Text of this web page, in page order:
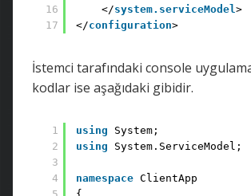
16
17
</system.serviceModel >
</configuration>
İstemci tarafındaki console
kodlar ise aşağıdaki gibidir.
1
2
3
4
using
System;
using
System.ServiceModel;
namespace ClientApp